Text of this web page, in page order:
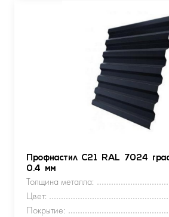
Профнастил С21 RAL 7024
0.4 мм
Толщина металла:
Цвет:
Покрытие: